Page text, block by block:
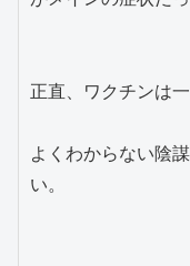
正直、ワクチンは
よくわからない陰
い。